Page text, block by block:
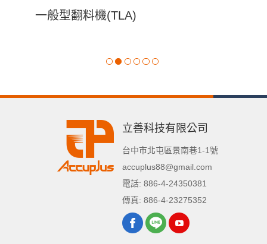
一般型翻料機(TLA)
立善科技有限公司
台中市北屯區景南巷1-1號
accuplus88@gmail.com
電話: 886-4-24350381
傳真: 886-4-23275352